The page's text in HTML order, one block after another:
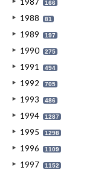
166
1988 81
1989 197
1990 275
1991 494
1992 705
1993 486
1994 1287
1995 1298
1996 1109
1997 1152